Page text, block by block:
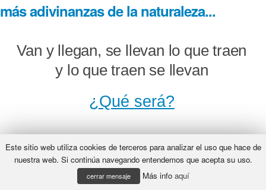
más adivinanzas de la naturaleza...
Van y llegan, se llevan lo que traen
y lo que traen se llevan
¿Qué será?
Alto, alto, como un pino, pesa
menos que un comino.
Este sitio web utiliza cookies de terceros para analizar el uso que hace de
nuestra web. Si continúa navegando entendemos que acepta su uso.
cerrar mensaje Más info aquí